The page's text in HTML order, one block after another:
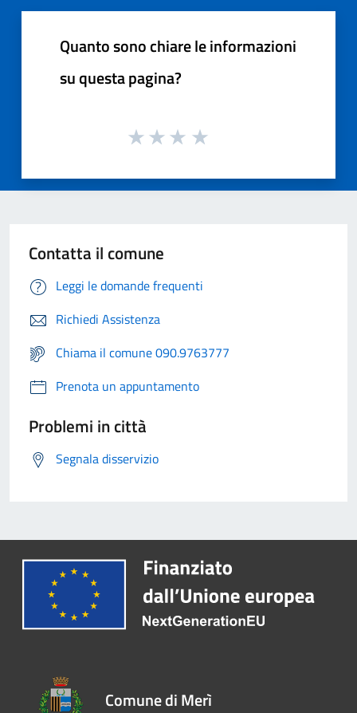
Quanto sono chiare le informazioni
su questa pagina?
Contatta il comune
Leggi le domande frequenti
Richiedi Assistenza
Chiama il comune 090.9763777
Prenota un appuntamento
Problemi in città
Segnala disservizio
Comune di Merì